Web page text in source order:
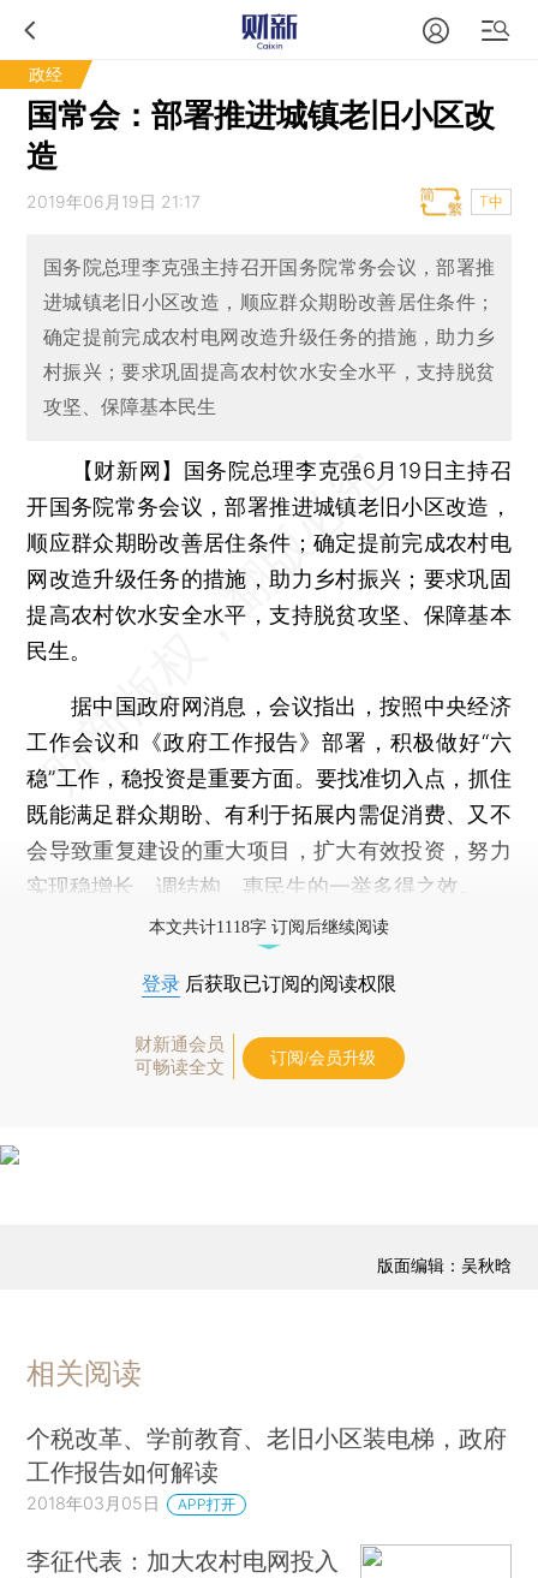
政经
国常会：部署推进城镇老旧小区改
造
2019年06月19日 21:17 T中
国务院总理李克强主持召开国务院常务会议，部署推
进城镇老旧小区改造，顺应群众期盼改善居住条件；
确定提前完成农村电网改造升级任务的措施，助力乡
村振兴；要求巩固提高农村饮水安全水平，支持脱贫
攻坚、保障基本民生
【财新网】
国务院总理李克强6月19日主持召
开国务院常务会议，部署推进城镇老旧小区改造，
顺应群众期盼改善居住条件；确定提前完成农村电
网改造升级任务的措施，助力乡村振兴；要求巩固
提高农村饮水安全水平，支持脱贫攻坚、保障基本
民生。
据中国政府网消息，会议指出，按照中央经济
工作会议和《政府工作报告》部署，积极做好“六
稳”工作，稳投资是重要方面。要找准切入点，抓住
既能满足群众期盼、有利于拓展内需促消费、又不
会导致重复建设的重大项目，扩大有效投资，努力
实现稳增长、调结构、惠民生的一举多得之效。
本文共计1118字 订阅后继续阅读
登录 后获取已订阅的阅读权限
财新通会员
可畅读全文
订阅/会员升级
版面编辑：吴秋晗
相关阅读
个税改革、学前教育、老旧小区装电梯，政府
工作报告如何解读
2018年03月05日 APP打开
李征代表：加大农村电网投入